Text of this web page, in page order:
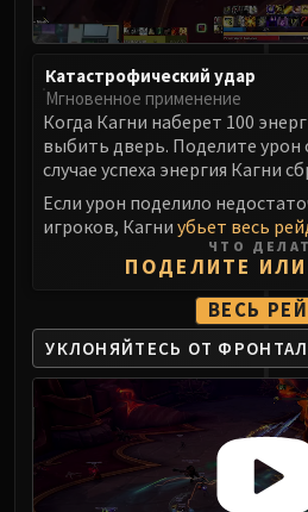
Катастрофический удар
Мгновенное применение
Когда Кагни наберет 100
выбить дверь. Поделите урон
случае успеха энергия Кагни
Если урон поделило
игроков, Кагни убьет весь
ЧТО
ПОДЕЛИТЕ
ВЕСЬ
УКЛОНЯЙТЕСЬ ОТ